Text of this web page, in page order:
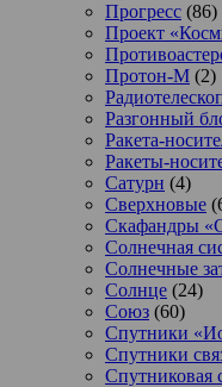
Прогресс (86)
Проект
Протон-М (2)
Разгонный
Ракета-
Ракеты-
Сатурн (4)
Сверхновые
Скафандры
Солнечная
Солнечные
Солнце (24)
Союз (60)
Спутники
Спутники
Спутниковая